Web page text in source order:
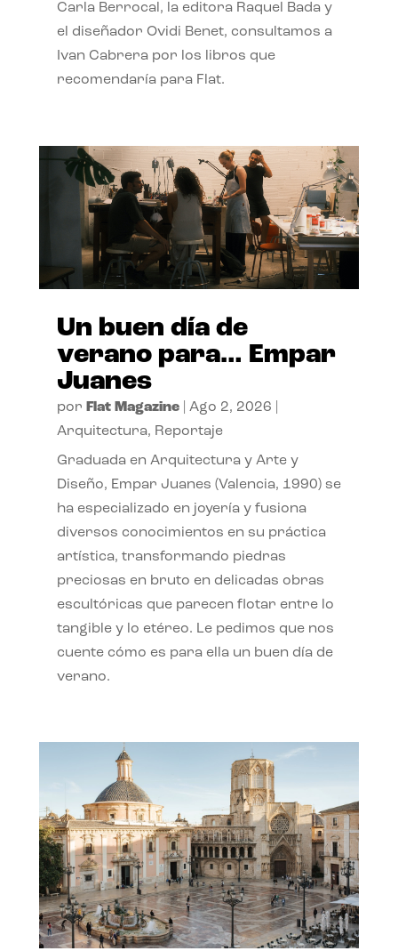
Carla Berrocal, la editora Raquel Bada y
el diseñador Ovidi Benet, consultamos a
Ivan Cabrera por los libros que
recomendaría para Flat.
Un buen día de
verano para… Empar
Juanes
por Flat Magazine| Ago 2, 2026
Arquitectura, Reportaje
Graduada en Arquitectura y Arte y
Diseño, Empar Juanes (Valencia, 1990) se
ha especializado en joyería y fusiona
diversos conocimientos en su práctica
artística, transformando piedras
preciosas en bruto en delicadas obras
escultóricas que parecen flotar entre lo
tangible y lo etéreo. Le pedimos que nos
cuente cómo es para ella un buen día de
verano.